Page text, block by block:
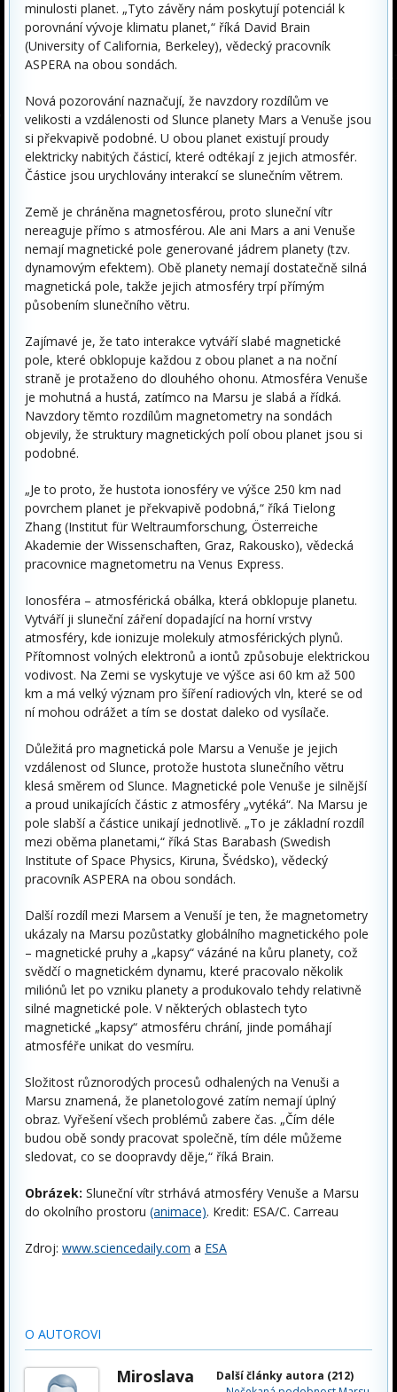
minulosti planet. „Tyto závěry nám poskytují potenciál k
porovnání vývoje klimatu planet,“ říká David Brain
(University of California, Berkeley), vědecký pracovník
ASPERA na obou sondách.
Nová pozorování naznačují, že navzdory rozdílům ve
velikosti a vzdálenosti od Slunce planety Mars a Venuše jsou
si překvapivě podobné. U obou planet existují proudy
elektricky nabitých částicí, které odtékají z jejich atmosfér.
Částice jsou urychlovány interakcí se slunečním větrem.
Země je chráněna magnetosférou, proto sluneční vítr
nereaguje přímo s atmosférou. Ale ani Mars a ani Venuše
nemají magnetické pole generované jádrem planety (tzv.
dynamovým efektem). Obě planety nemají dostatečně silná
magnetická pole, takže jejich atmosféry trpí přímým
působením slunečního větru.
Zajímavé je, že tato interakce vytváří slabé magnetické
pole, které obklopuje každou z obou planet a na noční
straně je protaženo do dlouhého ohonu. Atmosféra Venuše
je mohutná a hustá, zatímco na Marsu je slabá a řídká.
Navzdory těmto rozdílům magnetometry na sondách
objevily, že struktury magnetických polí obou planet jsou si
podobné.
„Je to proto, že hustota ionosféry ve výšce 250 km nad
povrchem planet je překvapivě podobná,“ říká Tielong
Zhang (Institut für Weltraumforschung, Österreiche
Akademie der Wissenschaften, Graz, Rakousko), vědecká
pracovnice magnetometru na Venus Express.
Ionosféra – atmosférická obálka, která obklopuje planetu.
Vytváří ji sluneční záření dopadající na horní vrstvy
atmosféry, kde ionizuje molekuly atmosférických plynů.
Přítomnost volných elektronů a iontů způsobuje elektrickou
vodivost. Na Zemi se vyskytuje ve výšce asi 60 km až 500
km a má velký význam pro šíření radiových vln, které se od
ní mohou odrážet a tím se dostat daleko od vysílače.
Důležitá pro magnetická pole Marsu a Venuše je jejich
vzdálenost od Slunce, protože hustota slunečního větru
klesá směrem od Slunce. Magnetické pole Venuše je silnější
a proud unikajících částic z atmosféry „vytéká“. Na Marsu je
pole slabší a částice unikají jednotlivě. „To je základní rozdíl
mezi oběma planetami,“ říká Stas Barabash (Swedish
Institute of Space Physics, Kiruna, Švédsko), vědecký
pracovník ASPERA na obou sondách.
Další rozdíl mezi Marsem a Venuší je ten, že magnetometry
ukázaly na Marsu pozůstatky globálního magnetického pole
– magnetické pruhy a „kapsy“ vázáné na kůru planety, což
svědčí o magnetickém dynamu, které pracovalo několik
miliónů let po vzniku planety a produkovalo tehdy relativně
silné magnetické pole. V některých oblastech tyto
magnetické „kapsy“ atmosféru chrání, jinde pomáhají
atmosféře unikat do vesmíru.
Složitost různorodých procesů odhalených na Venuši a
Marsu znamená, že planetologové zatím nemají úplný
obraz. Vyřešení všech problémů zabere čas. „Čím déle
budou obě sondy pracovat společně, tím déle můžeme
sledovat, co se doopravdy děje,“ říká Brain.
Obrázek: Sluneční vítr strhává atmosféry Venuše a Marsu
do okolního prostoru (animace). Kredit: ESA/C. Carreau
Zdroj: www.sciencedaily.com a ESA
O AUTOROVI
Miroslava
Další články autora (212)